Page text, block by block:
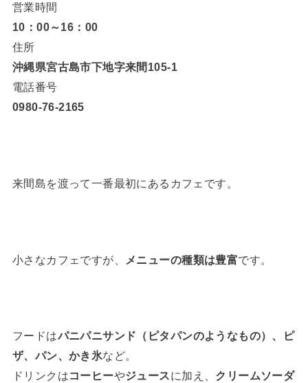
営業時間
10：00～16：00
住所
沖縄県宮古島市下地字来間105-1
電話番号
0980-76-2165
来間島を渡って一番最初にあるカフェです。
小さなカフェですが、 メニューの種類は豊富です。
フードはパニパニサンド（ピタパンのようなもの）、ピ
ザ、パン、かき氷など。
ドリンクはコーヒーやジュースに加え、 クリームソーダ